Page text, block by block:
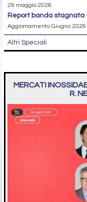
29 maggio 2026
report banda stagnata
Aggiornamento Giugno 2026
Altri Speciali
MERCATI
R.